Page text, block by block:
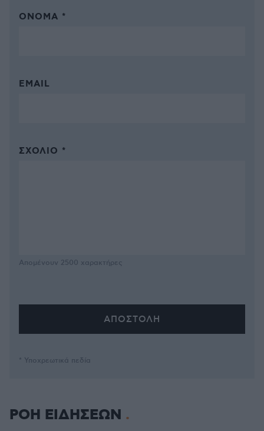
ΌΝΟΜΑ *
EMAIL
ΣΧΌΛΙΟ *
Απομένουν 2500 χαρακτήρες
* Υποχρεωτικά πεδία
ΡΟΗ ΕΙΔΗΣΕΩΝ